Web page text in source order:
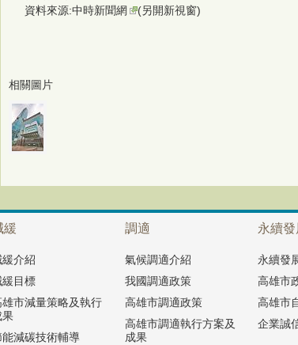
資料來源:中時新聞網 (另開新視窗)
相關圖片
緩
緩介紹
緩目標
雄市減量策略及執行
果
能減碳技術輔導
調適
氣候調適介紹
我國調適政策
高雄市調適政策
高雄市調適執行方案及
成果
永續發
永續發
高雄市
高雄市
企業誠